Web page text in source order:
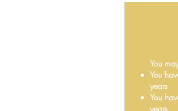
You
You
years
You
years